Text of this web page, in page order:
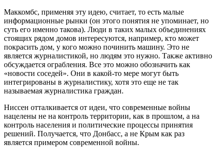
Маккомбс, применяя эту идею, считает, то есть малые
информационные рынки (он этого понятия не упоминает, но
суть его именно такова). Люди в таких малых объединениях
стоящих рядом домов интересуются, например, кто может
покрасить дом, у кого можно починить машину. Это не
является журналистикой, но людям это нужно. Также активно
обсуждается ограбления. Все это можно обозначить как
«новости соседей». Они в какой-то мере могут быть
интегрированы в журналистику, хотя это еще не так
называемая журналистика граждан.
Ниссен отталкивается от идеи, что современные войны
нацелены не на контроль территории, как в прошлом, а на
контроль населения и политические процессы принятия
решений. Получается, что Донбасс, а не Крым как раз
является примером современной войны.